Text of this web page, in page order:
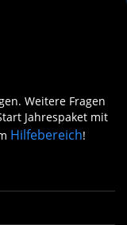
Weitere Fragen
Jahrespaket mit
Hilfebereich!